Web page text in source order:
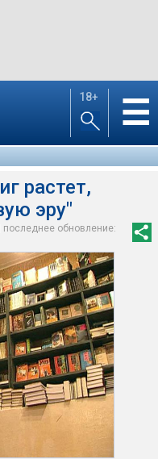
18+ ☰
растет,
эру"
последнее обновление: